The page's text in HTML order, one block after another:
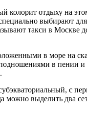
отдыху на
выбирают
такси в Москве
в море на
в пении
можно выделить два